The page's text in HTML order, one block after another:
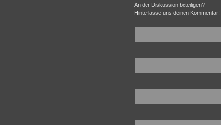
An der Diskussion beteiligen?
Hinterlasse uns deinen Kommentar!